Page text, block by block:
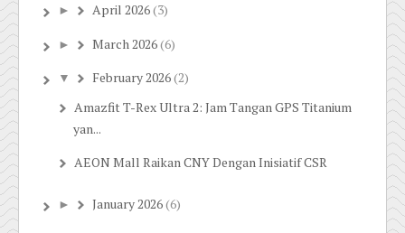
► April 2026(3)
► March 2026(6)
▼ February 2026(2)
Amazfit T-Rex Ultra 2: Jam Tangan GPS Titanium
yan...
AEON Mall Raikan CNY Dengan Inisiatif CSR
► January 2026(6)